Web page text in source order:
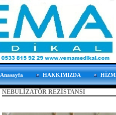
Anasayfa HAKKIMIZDA
NEBULİZATÖR REZİSTANSI